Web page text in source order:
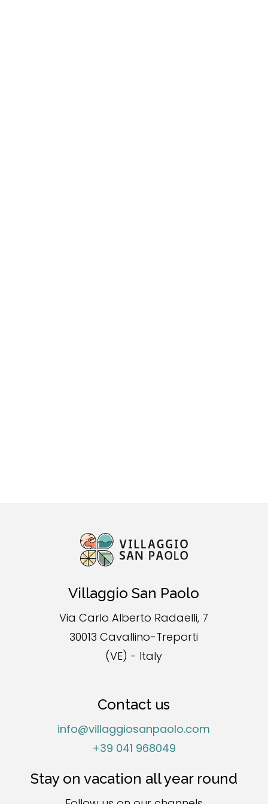
Villaggio San Paolo
Via Carlo Alberto Radaelli, 7
30013 Cavallino-Treporti
(VE) - Italy
Contact us
info@villaggiosanpaolo.com
+39 041 968049
Stay on vacation all year round